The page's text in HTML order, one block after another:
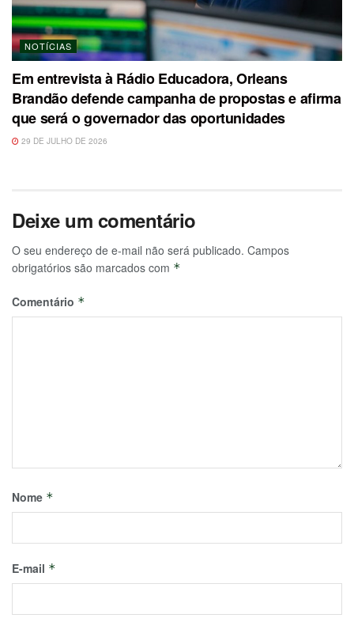
NOTÍCIAS
Em entrevista à Rádio Educadora, Orleans
Brandão defende campanha de propostas e afirma
que será o governador das oportunidades
29 DE JULHO DE 2026
Deixe um comentário
O seu endereço de e-mail não será publicado. Campos
obrigatórios são marcados com *
Comentário *
Nome *
E-mail *